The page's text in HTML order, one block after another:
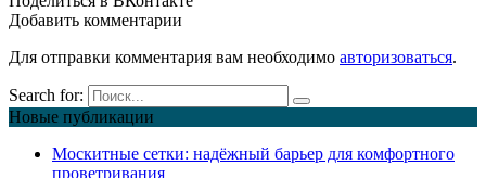
Добавить комментарии
Для отправки комментария вам необходимо авторизоваться.
Search for:
Новые публикации
Москитные сетки: надёжный барьер для комфортного
проветривания